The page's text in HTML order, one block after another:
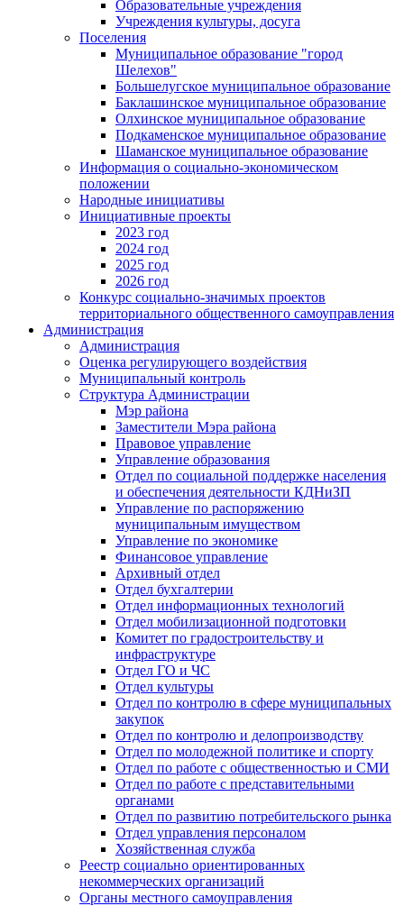
Образовательные учреждения
Учреждения культуры, досуга
Поселения
Муниципальное образование "город
Шелехов"
Большелугское муниципальное образование
Баклашинское муниципальное образование
Олхинское муниципальное образование
Подкаменское муниципальное образование
Шаманское муниципальное образование
Информация о социально-экономическом
положении
Народные инициативы
Инициативные проекты
2023 год
2024 год
2025 год
2026 год
Конкурс социально-значимых проектов
территориального общественного самоуправления
Администрация
Администрация
Оценка регулирующего воздействия
Муниципальный контроль
Структура Администрации
Мэр района
Заместители Мэра района
Правовое управление
Управление образования
Отдел по социальной поддержке населения
и обеспечения деятельности КДНиЗП
Управление по распоряжению
муниципальным имуществом
Управление по экономике
Финансовое управление
Архивный отдел
Отдел бухгалтерии
Отдел информационных технологий
Отдел мобилизационной подготовки
Комитет по градостроительству и
инфраструктуре
Отдел ГО и ЧС
Отдел культуры
Отдел по контролю в сфере муниципальных
закупок
Отдел по контролю и делопроизводству
Отдел по молодежной политике и спорту
Отдел по работе с общественностью и СМИ
Отдел по работе с представительными
органами
Отдел по развитию потребительского рынка
Отдел управления персоналом
Хозяйственная служба
Реестр социально ориентированных
некоммерческих организаций
Органы местного самоуправления